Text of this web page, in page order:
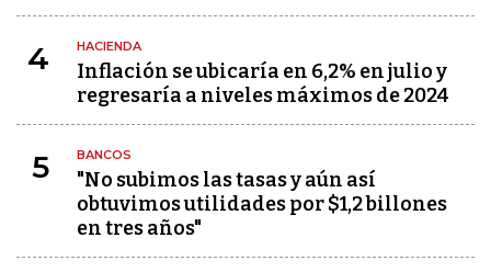
4 HACIENDA
Inflación se ubicaría en 6,2% en julio y
regresaría a niveles máximos de 2024
5 BANCOS
"No subimos las tasas y aún así
obtuvimos utilidades por $1,2 billones
en tres años"